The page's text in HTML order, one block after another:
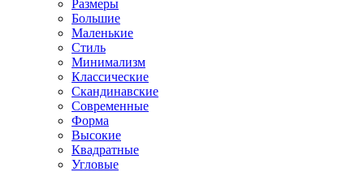
Размеры
Большие
Маленькие
Стиль
Минимализм
Классические
Скандинавские
Современные
Форма
Высокие
Квадратные
Угловые